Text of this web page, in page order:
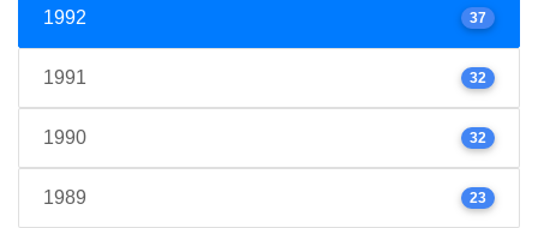
1992 37
1991 32
1990 32
1989 23